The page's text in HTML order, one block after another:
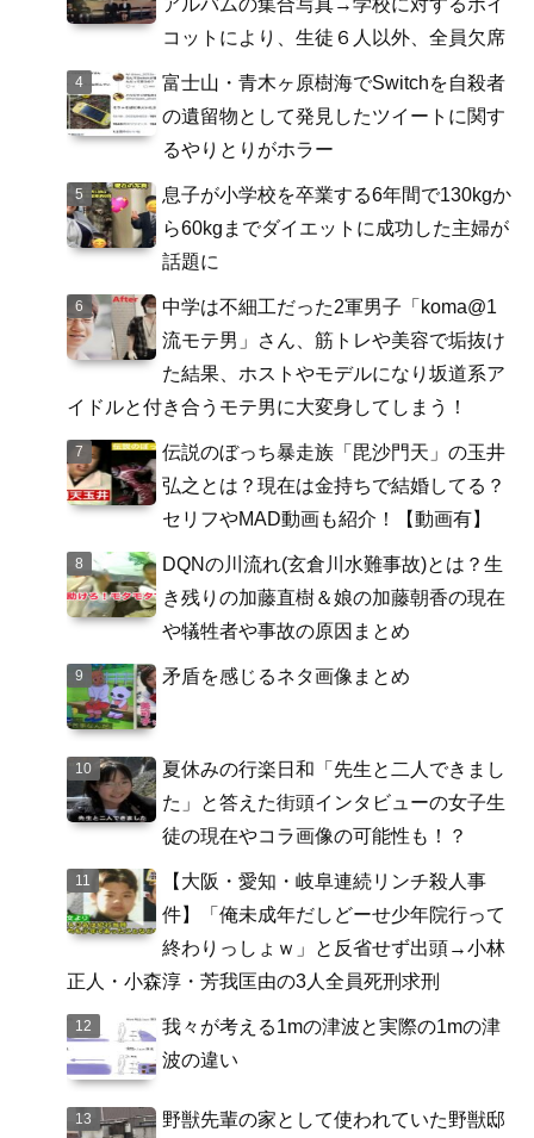
アルバムの集合写真→学校に対するボイ
コットにより、生徒６人以外、全員欠席
富士山・青木ヶ原樹海でSwitchを自殺者
の遺留物として発見したツイートに関す
るやりとりがホラー
息子が小学校を卒業する6年間で130kgか
ら60kgまでダイエットに成功した主婦が
話題に
中学は不細工だった2軍男子「koma@1
流モテ男」さん、筋トレや美容で垢抜け
た結果、ホストやモデルになり坂道系ア
イドルと付き合うモテ男に大変身してしまう！
伝説のぼっち暴走族「毘沙門天」の玉井
弘之とは？現在は金持ちで結婚してる？
セリフやMAD動画も紹介！【動画有】
DQNの川流れ(玄倉川水難事故)とは？生
き残りの加藤直樹＆娘の加藤朝香の現在
や犠牲者や事故の原因まとめ
矛盾を感じるネタ画像まとめ
夏休みの行楽日和「先生と二人できまし
た」と答えた街頭インタビューの女子生
徒の現在やコラ画像の可能性も！？
【大阪・愛知・岐阜連続リンチ殺人事
件】「俺未成年だしどーせ少年院行って
終わりっしょｗ」と反省せず出頭→小林
正人・小森淳・芳我匡由の3人全員死刑求刑
我々が考える1mの津波と実際の1mの津
波の違い
野獣先輩の家として使われていた野獣邸